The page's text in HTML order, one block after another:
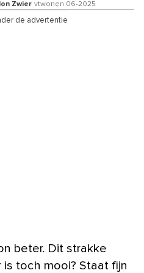
Zwier vtwonen 06-2025
de advertentie
beter. Dit strakke
toch mooi? Staat fijn